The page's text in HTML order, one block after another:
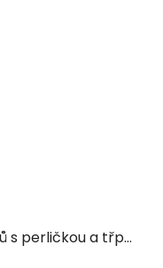
Zlatá květinová spona do vlasů s perličkou a třpytivými kamínky